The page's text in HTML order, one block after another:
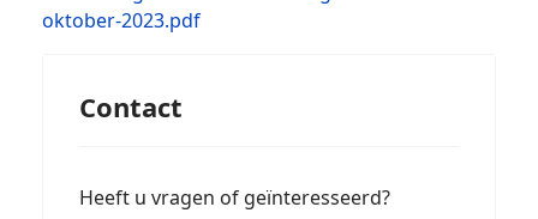
oktober-2023.pdf
Contact
Heeft u vragen of geïnteresseerd?